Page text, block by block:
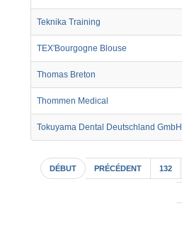
Teknika Training
TEX'Bourgogne Blouse
Thomas Breton
Thommen Medical
Tokuyama Dental Deutschland GmbH
DÉBUT PRÉCÉDENT 132